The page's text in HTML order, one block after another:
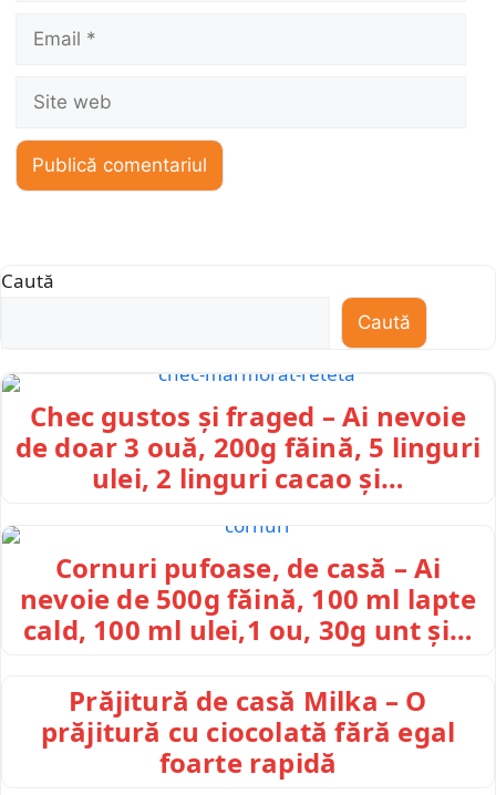
Email
Site
Caută
Caută
Chec gustos și fraged – Ai nevoie
de doar 3 ouă, 200g făină, 5 linguri
ulei, 2 linguri cacao și…
Cornuri pufoase, de casă – Ai
nevoie de 500g făină, 100 ml lapte
cald, 100 ml ulei,1 ou, 30g unt și…
Prăjitură de casă Milka – O
prăjitură cu ciocolată fără egal
foarte rapidă